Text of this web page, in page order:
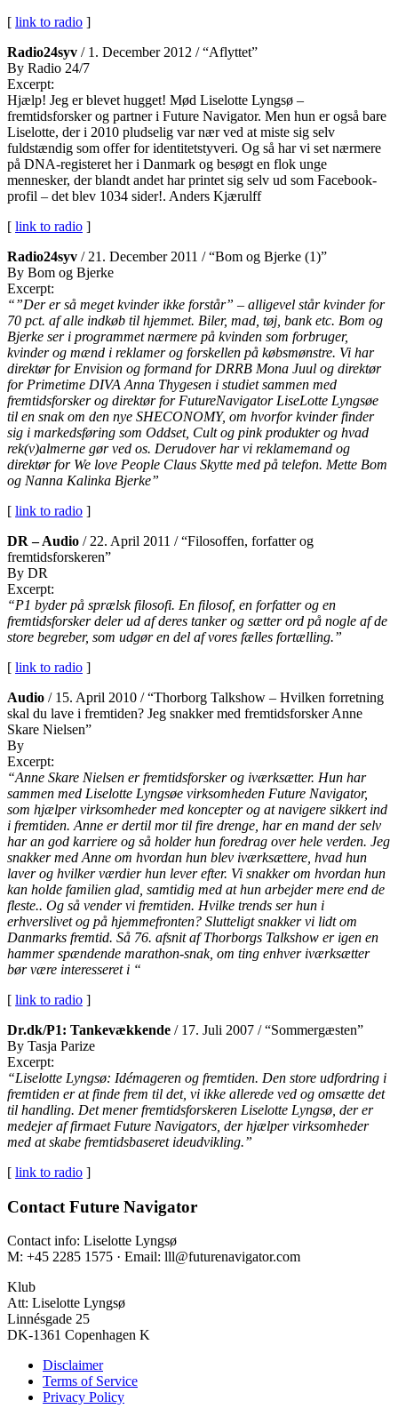
[ link to radio ]
Radio24syv / 1. December 2012 / “Aflyttet”
By Radio 24/7
Excerpt:
Hjælp! Jeg er blevet hugget! Mød Liselotte Lyngsø –
fremtidsforsker og partner i Future Navigator. Men hun er også bare
Liselotte, der i 2010 pludselig var nær ved at miste sig selv
fuldstændig som offer for identitetstyveri. Og så har vi set nærmere
på DNA-registeret her i Danmark og besøgt en flok unge
mennesker, der blandt andet har printet sig selv ud som Facebook-
profil – det blev 1034 sider!. Anders Kjærulff
[ link to radio ]
Radio24syv / 21. December 2011 / “Bom og Bjerke (1)”
By Bom og Bjerke
Excerpt:
“”Der er så meget kvinder ikke forstår” – alligevel står kvinder for
70 pct. af alle indkøb til hjemmet. Biler, mad, tøj, bank etc. Bom og
Bjerke ser i programmet nærmere på kvinden som forbruger,
kvinder og mænd i reklamer og forskellen på købsmønstre. Vi har
direktør for Envision og formand for DRRB Mona Juul og direktør
for Primetime DIVA Anna Thygesen i studiet sammen med
fremtidsforsker og direktør for FutureNavigator LiseLotte Lyngsøe
til en snak om den nye SHECONOMY, om hvorfor kvinder finder
sig i markedsføring som Oddset, Cult og pink produkter og hvad
rek(v)almerne gør ved os. Derudover har vi reklamemand og
direktør for We love People Claus Skytte med på telefon. Mette Bom
og Nanna Kalinka Bjerke”
[ link to radio ]
DR – Audio / 22. April 2011 / “Filosoffen, forfatter og
fremtidsforskeren”
By DR
Excerpt:
“P1 byder på sprælsk filosofi. En filosof, en forfatter og en
fremtidsforsker deler ud af deres tanker og sætter ord på nogle af de
store begreber, som udgør en del af vores fælles fortælling.”
[ link to radio ]
Audio / 15. April 2010 / “Thorborg Talkshow – Hvilken forretning
skal du lave i fremtiden? Jeg snakker med fremtidsforsker Anne
Skare Nielsen”
By
Excerpt:
“Anne Skare Nielsen er fremtidsforsker og iværksætter. Hun har
sammen med Liselotte Lyngsøe virksomheden Future Navigator,
som hjælper virksomheder med koncepter og at navigere sikkert ind
i fremtiden. Anne er dertil mor til fire drenge, har en mand der selv
har an god karriere og så holder hun foredrag over hele verden. Jeg
snakker med Anne om hvordan hun blev iværksættere, hvad hun
laver og hvilker værdier hun lever efter. Vi snakker om hvordan hun
kan holde familien glad, samtidig med at hun arbejder mere end de
fleste.. Og så vender vi fremtiden. Hvilke trends ser hun i
erhverslivet og på hjemmefronten? Slutteligt snakker vi lidt om
Danmarks fremtid. Så 76. afsnit af Thorborgs Talkshow er igen en
hammer spændende marathon-snak, om ting enhver iværksætter
bør være interesseret i “
[ link to radio ]
Dr.dk/P1: Tankevækkende / 17. Juli 2007 / “Sommergæsten”
By Tasja Parize
Excerpt:
“Liselotte Lyngsø: Idémageren og fremtiden. Den store udfordring i
fremtiden er at finde frem til det, vi ikke allerede ved og omsætte det
til handling. Det mener fremtidsforskeren Liselotte Lyngsø, der er
medejer af firmaet Future Navigators, der hjælper virksomheder
med at skabe fremtidsbaseret ideudvikling.”
[ link to radio ]
Contact Future Navigator
Contact info: Liselotte Lyngsø
M: +45 2285 1575 · Email: lll@futurenavigator.com
Klub
Att: Liselotte Lyngsø
Linnésgade 25
DK-1361 Copenhagen K
Disclaimer
Terms of Service
Privacy Policy